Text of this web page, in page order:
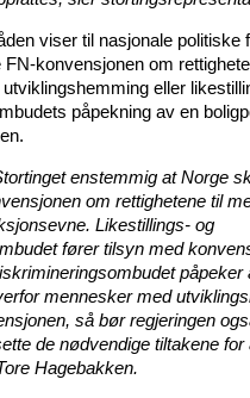
viser til nasjonale politiske
konvensjonen om
eller
påpekning av en
enstemmig at Norge
om rettighetene til
Likestillings- og
fører tilsyn med
påpeker
mennesker med
så bør regjeringen
de nødvendige tiltakene for
Hagebakken.